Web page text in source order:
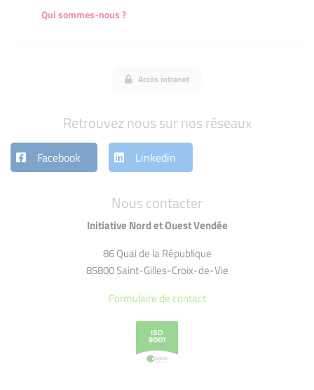
Nous contacter
Initiative Nord et Ouest Vendée
86 Quai de la République
85800 Saint-Gilles-Croix-de-Vie
Formulaire de contact
Qui sommes-nous ?
Accès intranet
Retrouvez nous sur nos réseaux
Facebook Linkedin